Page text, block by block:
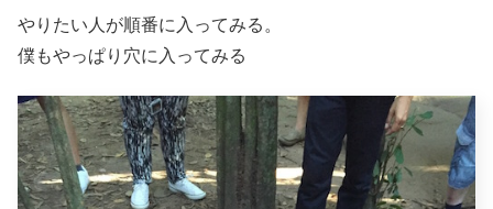
やりたい人が順番に入ってみる。
僕もやっぱり穴に入ってみる